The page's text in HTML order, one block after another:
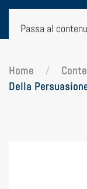
Passa al
Home
Della